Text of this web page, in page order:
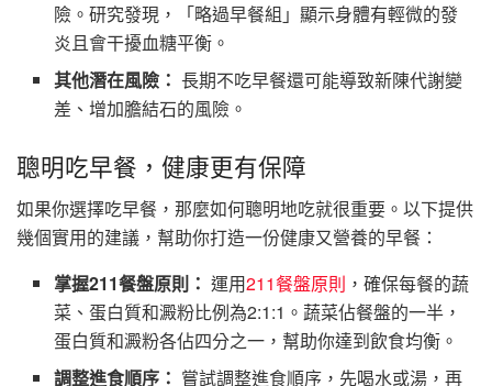
險。研究發現，「略過早餐組」顯示身體有輕微的發
炎且會干擾血糖平衡。
其他潛在風險： 長期不吃早餐還可能導致新陳代謝變
差、增加膽結石的風險。
聰明吃早餐，健康更有保障
如果你選擇吃早餐，那麼如何聰明地吃就很重要。以下提供
幾個實用的建議，幫助你打造一份健康又營養的早餐：
掌握211餐盤原則： 運用211餐盤原則 ，確保每餐的蔬
菜、蛋白質和澱粉比例為2:1:1。蔬菜佔餐盤的一半，
蛋白質和澱粉各佔四分之一，幫助你達到飲食均衡。
調整進食順序： 嘗試調整進食順序，先喝水或湯，再